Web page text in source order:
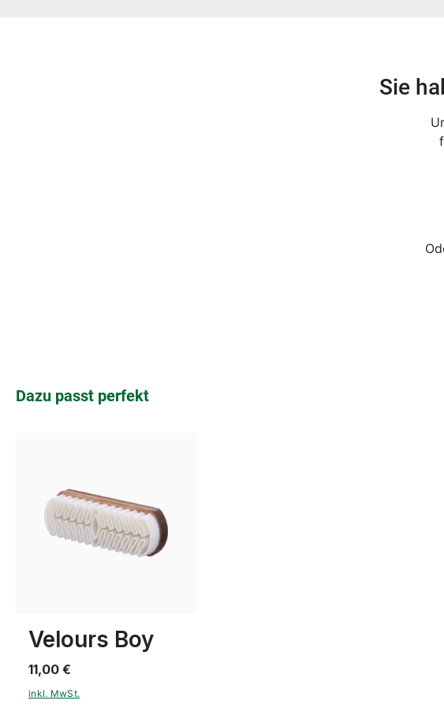
Sie
Produktgalerie überspringen
Dazu passt perfekt
Velours Boy
11,00 €
inkl. MwSt.